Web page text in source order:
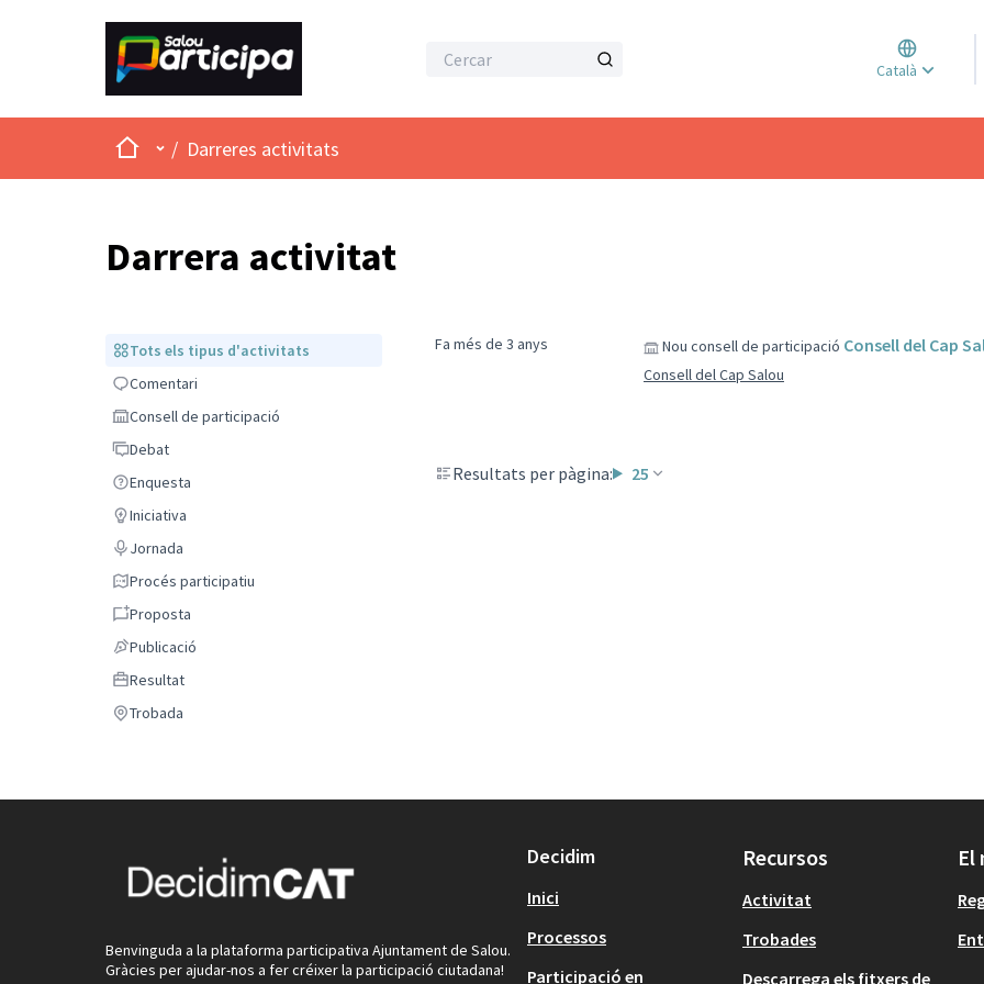
Català
Triar
Elegir
Inici Menú principal
/ Darreres activitats
Darrera activitat
Tots els tipus d'activitats
Tots els tipus d'activitats
Comentari
Comentari
Consell de participació
Consell de participació
DebatDebat
Enquesta
Enquesta
Iniciativa
Iniciativa
Jornada
Jornada
Procés participatiu
Procés participatiu
Proposta
Proposta
Publicació
Publicació
Resultat
Resultat
Trobada
Trobada
Fa més de 3 anys Nou consell de participació Consell del Cap
Consell del Cap Salou
Resultats per pàgina: 25
Benvinguda a la plataforma participativa Ajuntament de Salou.
Gràcies per ajudar-nos a fer créixer la participació ciutadana!
Decidim
Inici
Processos
Participació en
Recursos
Activitat
Trobades
Descarrega els fitxers de
El